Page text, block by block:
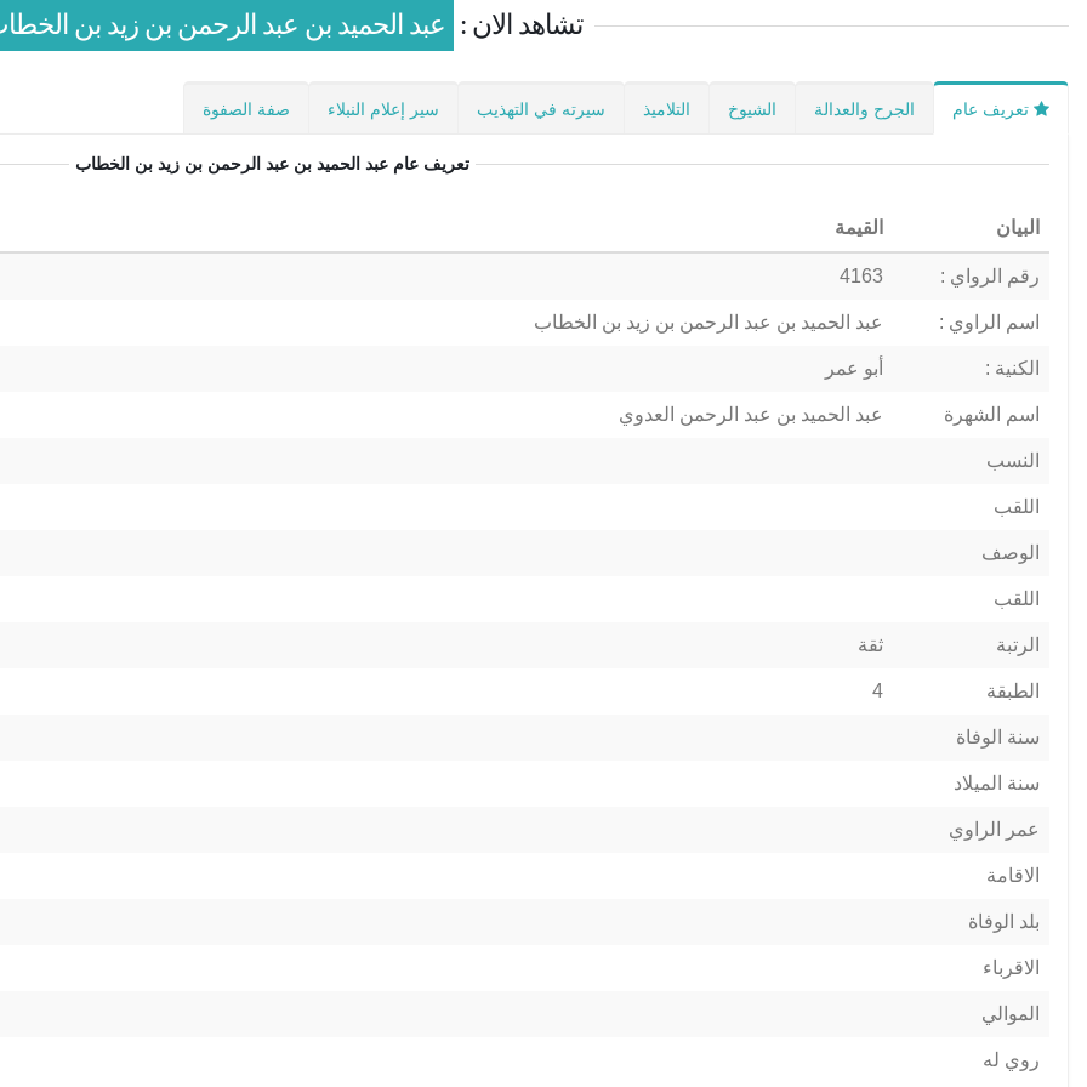
تشاهد الان : عبد الحميد بن عبد الرحمن بن زيد بن
تعريف عام الجرح والعدالة الشيوخ التلاميذ سيرته في التهذيب سير إعلام النبلاء صفة الصفوة
تعريف عامعبد الحميد بن عبد الرحمن بن زيد بن الخطاب
البيان القيمة
رقم الرواي : 4163
اسم الراوي : عبد الحميد بن عبد الرحمن بن زيد بن الخطاب
الكنية : أبو عمر
اسم الشهرة عبد الحميد بن عبد الرحمن العدوي
النسب
اللقب
الوصف
اللقب
الرتبة ثقة
الطبقة 4
سنة الوفاة
سنة الميلاد
عمر الراوي
الاقامة
بلد الوفاة
الاقرباء
الموالي
روي له